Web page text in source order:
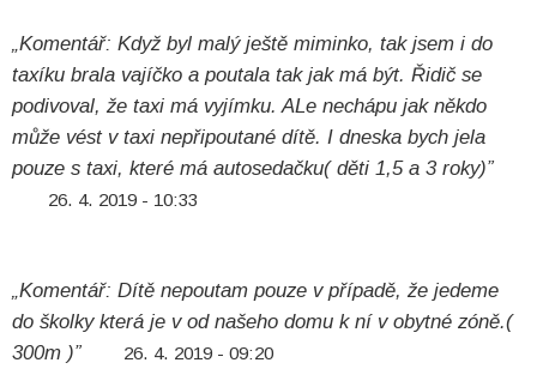
„Komentář: Když byl malý ještě miminko, tak jsem i do
taxíku brala vajíčko a poutala tak jak má být. Řidič se
podivoval, že taxi má vyjímku. ALe nechápu jak někdo
může vést v taxi nepřipoutané dítě. I dneska bych jela
pouze s taxi, které má autosedačku( děti 1,5 a 3 roky)”
26. 4. 2019 - 10:33
„Komentář: Dítě nepoutam pouze v případě, že jedeme
do školky která je v od našeho domu k ní v obytné zóně.(
300m )”
26. 4. 2019 - 09:20